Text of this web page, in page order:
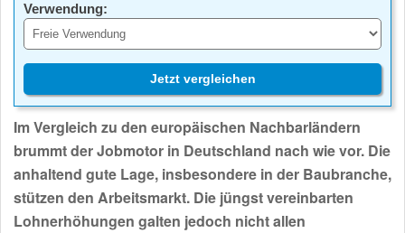
Verwendung:
Jetzt vergleichen
Im Vergleich zu den europäischen Nachbarländern
brummt der Jobmotor in Deutschland nach wie vor. Die
anhaltend gute Lage, insbesondere in der Baubranche,
stützen den Arbeitsmarkt. Die jüngst vereinbarten
Lohnerhöhungen galten jedoch nicht allen